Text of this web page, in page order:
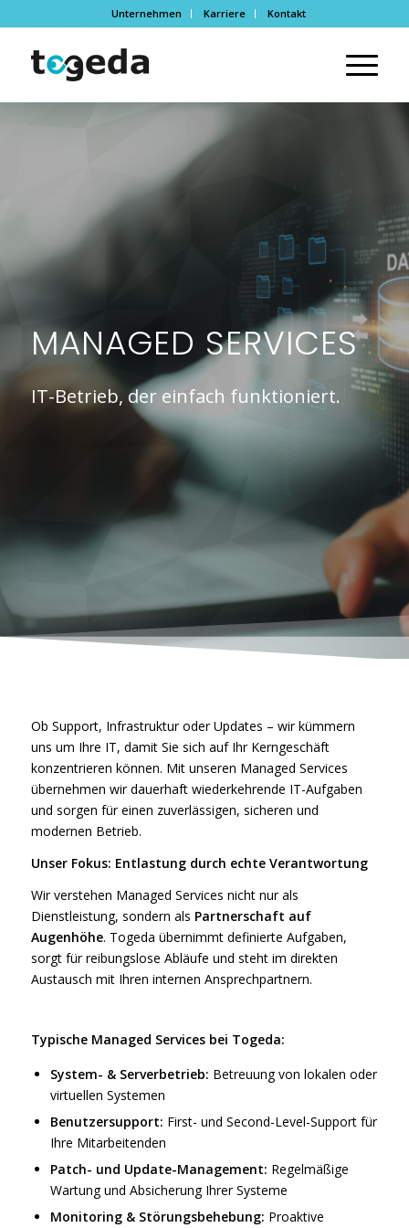
Unternehmen Karriere Kontakt
MANAGED SERVICES
IT-Betrieb, der einfach funktioniert.
Ob Support, Infrastruktur oder Updates – wir kümmern
uns um Ihre IT, damit Sie sich auf Ihr Kerngeschäft
konzentrieren können. Mit unseren Managed Services
übernehmen wir dauerhaft wiederkehrende IT-Aufgaben
und sorgen für einen zuverlässigen, sicheren und
modernen Betrieb.
Unser Fokus: Entlastung durch echte Verantwortung
Wir verstehen Managed Services nicht nur als
Dienstleistung, sondern als Partnerschaft auf
Augenhöhe. Togeda übernimmt definierte Aufgaben,
sorgt für reibungslose Abläufe und steht im direkten
Austausch mit Ihren internen Ansprechpartnern.
Typische Managed Services bei Togeda:
System- & Serverbetrieb: Betreuung von lokalen oder
virtuellen Systemen
Benutzersupport: First- und Second-Level-Support für
Ihre Mitarbeitenden
Patch- und Update-Management: Regelmäßige
Wartung und Absicherung Ihrer Systeme
Monitoring & Störungsbehebung: Proaktive